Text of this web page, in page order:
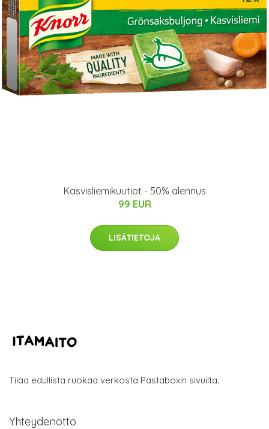
Kasvisliemikuutiot - 50% alennus
99 EUR
LISÄTIETOJA
Tilaa edullista ruokaa verkosta Pastaboxin sivuilta.
Yhteydenotto